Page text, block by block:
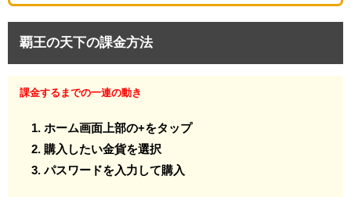
覇王の天下の課金方法
課金するまでの一連の動き
ホーム画面上部の+をタップ
購入したい金貨を選択
パスワードを入力して購入